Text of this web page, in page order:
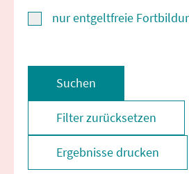
nur entgeltfreie
Suchen
Filter zurücksetzen
Ergebnisse drucken